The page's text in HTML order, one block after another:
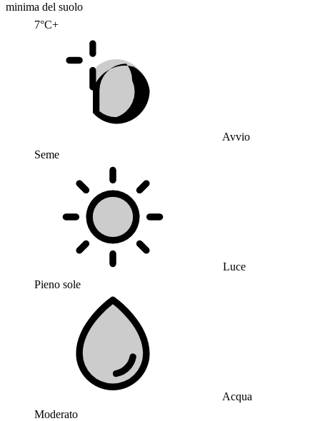
minima del suolo
7°C+
Avvio
Seme
Luce
Pieno sole
Acqua
Moderato